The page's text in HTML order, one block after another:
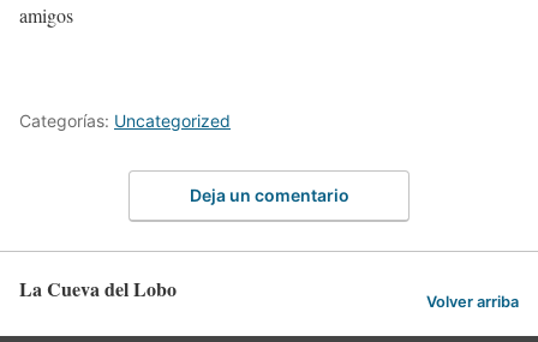
amigos
Categorías: Uncategorized
Deja un comentario
La Cueva del Lobo Volver arriba